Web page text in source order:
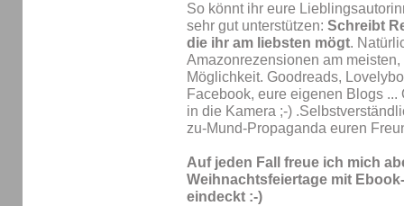
So könnt ihr eure
sehr gut unterstützen: Schreibt
die ihr am liebsten mögt.
Amazonrezensionen am
Möglichkeit. Goodreads,
Facebook, eure eigenen Blogs
in die Kamera ;-)
zu-Mund-Propaganda euren
Auf jeden Fall freue ich mich
Weihnachtsfeiertage mit
eindeckt :-)